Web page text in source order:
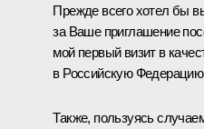
Прежде всего хотел бы
за Ваше приглашение
мой первый визит в
в Российскую
Также, пользуясь